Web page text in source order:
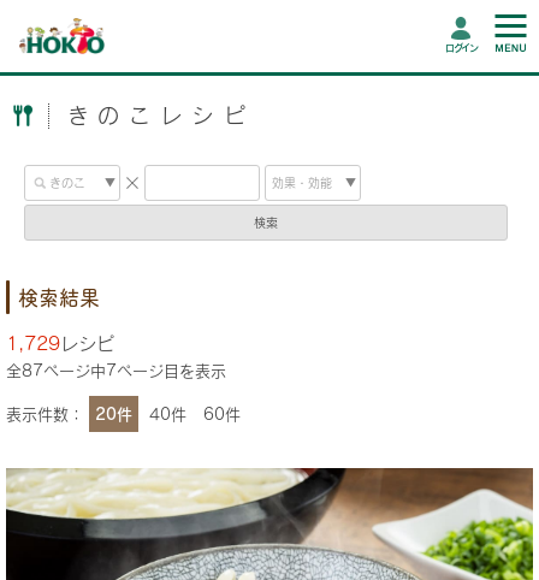
ログイン
きのこレシピ
検索
検索結果
1,729レシピ
全87ページ中7ページ目を表示
表示件数： 20件 40件 60件